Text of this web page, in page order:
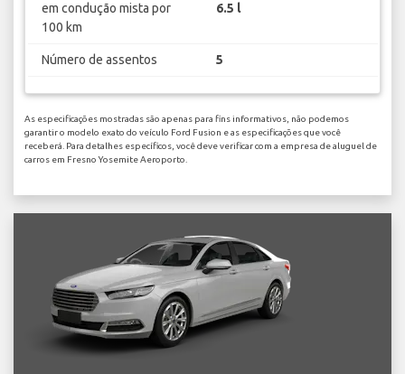
em condução mista por
100 km
6.5 l
Número de assentos 5
As especificações mostradas são apenas para fins informativos, não podemos
garantir o modelo exato do veículo Ford Fusion e as especificações que você
receberá. Para detalhes específicos, você deve verificar com a empresa de aluguel de
carros em Fresno Yosemite Aeroporto.